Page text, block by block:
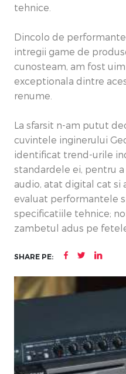
tehnice.
Dincolo de
intregii game de
cunosteam, am fost
exceptionala dintre
renume.
La sfarsit n-am putut
cuvintele inginerului
identificat trend-urile
standardele ei, pentru
audio, atat digital cat si
evaluat performantele
specificatiile tehnice;
zambetul adus pe
SHARE PE: